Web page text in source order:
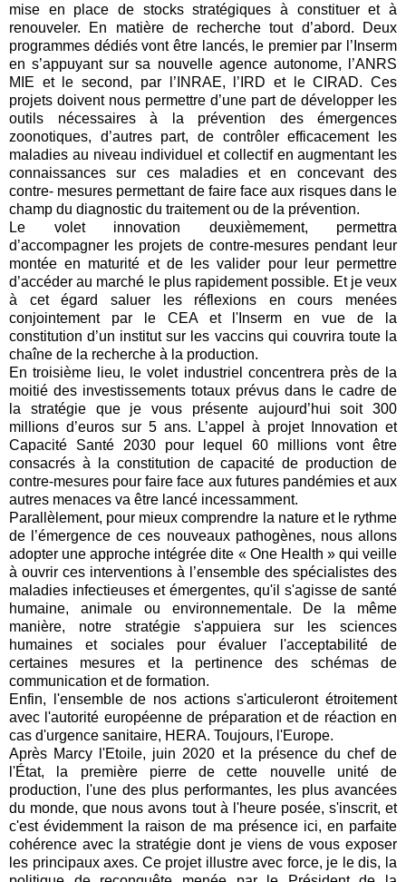
mise en place de stocks stratégiques à constituer et à
renouveler. En matière de recherche tout d’abord. Deux
programmes dédiés vont être lancés, le premier par l’Inserm
en s’appuyant sur sa nouvelle agence autonome, l’ANRS
MIE et le second, par l’INRAE, l’IRD et le CIRAD. Ces
projets doivent nous permettre d’une part de développer les
outils nécessaires à la prévention des émergences
zoonotiques, d’autres part, de contrôler efficacement les
maladies au niveau individuel et collectif en augmentant les
connaissances sur ces maladies et en concevant des
contre- mesures permettant de faire face aux risques dans le
champ du diagnostic du traitement ou de la prévention.
Le volet innovation deuxièmement, permettra
d’accompagner les projets de contre-mesures pendant leur
montée en maturité et de les valider pour leur permettre
d’accéder au marché le plus rapidement possible. Et je veux
à cet égard saluer les réflexions en cours menées
conjointement par le CEA et l'Inserm en vue de la
constitution d’un institut sur les vaccins qui couvrira toute la
chaîne de la recherche à la production.
En troisième lieu, le volet industriel concentrera près de la
moitié des investissements totaux prévus dans le cadre de
la stratégie que je vous présente aujourd’hui soit 300
millions d’euros sur 5 ans. L’appel à projet Innovation et
Capacité Santé 2030 pour lequel 60 millions vont être
consacrés à la constitution de capacité de production de
contre-mesures pour faire face aux futures pandémies et aux
autres menaces va être lancé incessamment.
Parallèlement, pour mieux comprendre la nature et le rythme
de l’émergence de ces nouveaux pathogènes, nous allons
adopter une approche intégrée dite « One Health » qui veille
à ouvrir ces interventions à l’ensemble des spécialistes des
maladies infectieuses et émergentes, qu'il s'agisse de santé
humaine, animale ou environnementale. De la même
manière, notre stratégie s'appuiera sur les sciences
humaines et sociales pour évaluer l'acceptabilité de
certaines mesures et la pertinence des schémas de
communication et de formation.
Enfin, l'ensemble de nos actions s'articuleront étroitement
avec l'autorité européenne de préparation et de réaction en
cas d'urgence sanitaire, HERA. Toujours, l'Europe.
Après Marcy l'Etoile, juin 2020 et la présence du chef de
l'État, la première pierre de cette nouvelle unité de
production, l'une des plus performantes, les plus avancées
du monde, que nous avons tout à l'heure posée, s'inscrit, et
c'est évidemment la raison de ma présence ici, en parfaite
cohérence avec la stratégie dont je viens de vous exposer
les principaux axes. Ce projet illustre avec force, je le dis, la